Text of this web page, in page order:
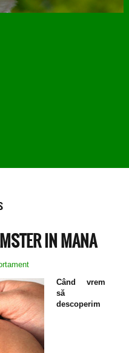
IN MANA
Când vrem
să
descoperim